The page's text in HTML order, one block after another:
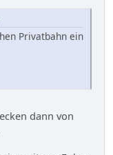
Privatbahn ein
dann von